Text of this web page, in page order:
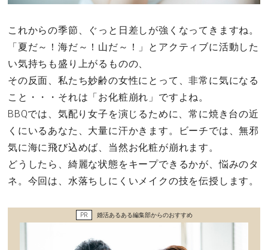
ファッション・美容
グルメ
趣味・旅行
セックスライフ
不倫・だめ男
これからの季節、ぐっと日差しが強くなってきますね。
「夏だ～！海だ～！山だ～！」とアクティブに活動した
い気持ちも盛り上がるものの、
その反面、私たち妙齢の女性にとって、非常に気になる
こと・・・それは「お化粧崩れ」ですよね。
BBQでは、気配り女子を演じるために、常に焼き台の近
くにいるあなた、大量に汗かきます。ビーチでは、無邪
気に海に飛び込めば、当然お化粧が崩れます。
どうしたら、綺麗な状態をキープできるかが、悩みのタ
ネ。今回は、水落ちしにくいメイクの技を伝授します。
PR 婚活あるある編集部からのおすすめ